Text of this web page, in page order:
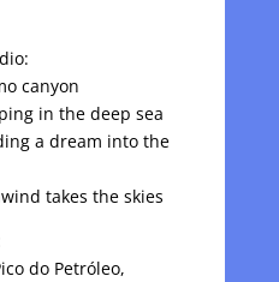
canyon
in the deep sea
a dream into the
takes the skies
do Petróleo,